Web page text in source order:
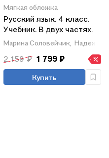
Мягкая обложка
Русский язык. 4 класс.
Учебник. В двух частях.
Часть 2
Марина Соловейчик, Надежда
2 159 ₽ 1 799 ₽
Купить